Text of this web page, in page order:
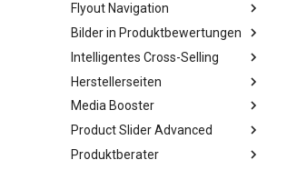
Flyout Navigation
Bilder in Produktbewertungen
Intelligentes Cross-Selling
Herstellerseiten
Media Booster
Product Slider Advanced
Produktberater